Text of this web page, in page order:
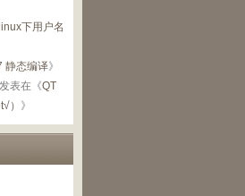
linux下用户名
静态编译》
发表在《QT
） 》